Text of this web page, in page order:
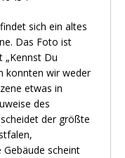
sich ein altes
Das Foto ist
„Kennst Du
konnten wir weder
etwas in
des
der größte
scheint